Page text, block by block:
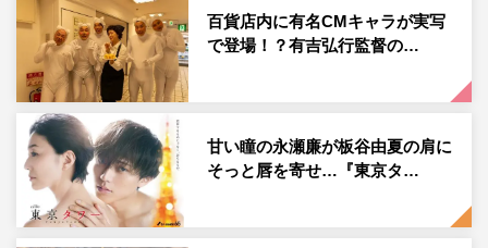
かわし方あるん？」とまさかの週刊誌ネタ。「基本、アノ
男が中心になるでしょう」「かわせなかった男」と、なか
ばご指名を受けたジャンポケ斉藤が、前代未聞のネタ作り
に挑む。
審査員のKing ＆ Princeの永瀬廉も前のめりになる、今、
全芸能人が気になる超タイムリーなお題。果たして、自虐
ネタは笑えるのか。
百貨店内に有名CMキャラが実写
で登場！？有吉弘行監督の…
甘い瞳の永瀬廉が板谷由夏の肩に
そっと唇を寄せ…『東京タ…